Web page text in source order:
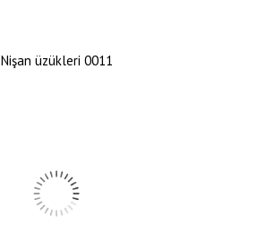
Nişan üzükleri 0011